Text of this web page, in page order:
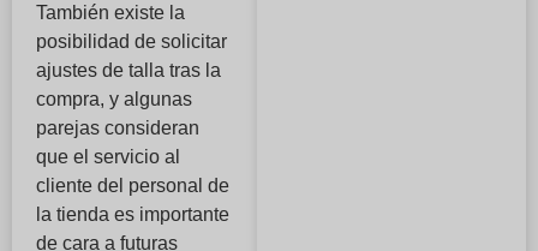
También existe la
posibilidad de solicitar
ajustes de talla tras la
compra, y algunas
parejas consideran
que el servicio al
cliente del personal de
la tienda es importante
de cara a futuras